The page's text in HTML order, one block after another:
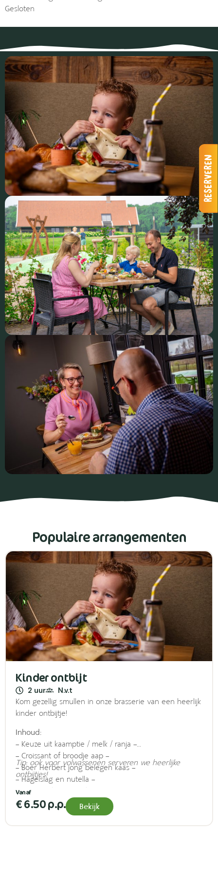
Gesloten
Populaire arrangementen
Kinder ontbijt
2 uur N.v.t
Kom gezellig smullen in onze brasserie van een heerlijk
kinder ontbijtje!
Inhoud:
– Keuze uit kaamptie / melk / ranja –
– Croissant of broodje aap –
– Boer Herbert jong belegen kaas –
– Hagelslag en nutella –
– Boer Herbert roomboter
– Boer Herbert aardbeienkwark
Tip: ook voor volwassenen serveren we heerlijke
ontbijtjes!
€ 6.50 p.p. Bekijk
Reserveren